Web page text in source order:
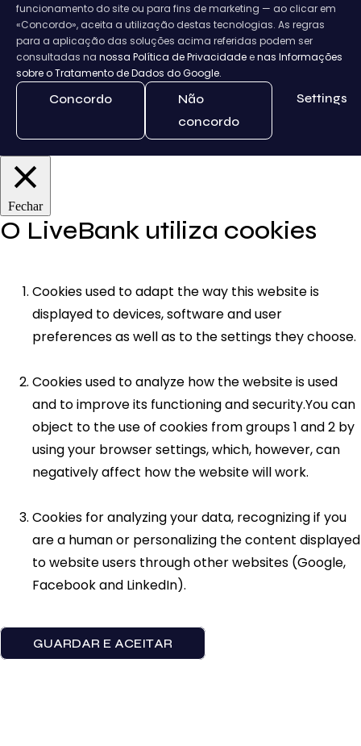
funcionamento do site ou para fins de marketing — ao clicar em
«Concordo», aceita a utilização destas tecnologias. As regras
para a aplicação das soluções acima referidas podem ser
consultadas na nossa Política de Privacidade enas Informações
sobre o Tratamento de Dados do Google.
Concordo
Não
concordo
Settings
Fechar
O LiveBank utiliza cookies
Cookies used to adapt the way this website is
displayed to devices, software and user
preferences as well as to the settings they choose.
Cookies used to analyze how the website is used
and to improve its functioning and security.You can
object to the use of cookies from groups 1 and 2 by
using your browser settings, which, however, can
negatively affect how the website will work.
Cookies for analyzing your data, recognizing if you
are a human or personalizing the content displayed
to website users through other websites (Google,
Facebook and LinkedIn).
GUARDAR E ACEITAR